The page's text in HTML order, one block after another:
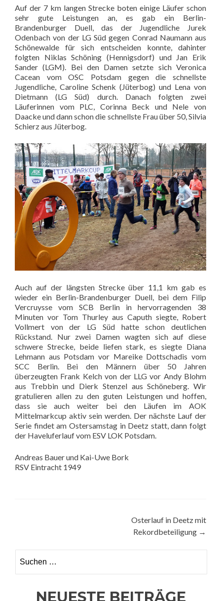
Auf der 7 km langen Strecke boten einige Läufer schon
sehr gute Leistungen an, es gab ein Berlin-
Brandenburger Duell, das der Jugendliche Jurek
Odenbach von der LG Süd gegen Conrad Naumann aus
Schönewalde für sich entscheiden konnte, dahinter
folgten Niklas Schöning (Hennigsdorf) und Jan Erik
Sander (LGM). Bei den Damen setzte sich Veronica
Cacean vom OSC Potsdam gegen die schnellste
Jugendliche, Caroline Schenk (Jüterbog) und Lena von
Dietmann (LG Süd) durch. Danach folgten zwei
Läuferinnen vom PLC, Corinna Beck und Nele von
Daacke und dann schon die schnellste Frau über 50, Silvia
Schierz aus Jüterbog.
Auch auf der längsten Strecke über 11,1 km gab es
wieder ein Berlin-Brandenburger Duell, bei dem Filip
Vercruysse vom SCB Berlin in hervorragenden 38
Minuten vor Tom Thurley aus Caputh siegte, Robert
Vollmert von der LG Süd hatte schon deutlichen
Rückstand. Nur zwei Damen wagten sich auf diese
schwere Strecke, beide liefen stark, es siegte Diana
Lehmann aus Potsdam vor Mareike Dottschadis vom
SCC Berlin. Bei den Männern über 50 Jahren
überzeugten Frank Kelch von der LLG vor Andy Blohm
aus Trebbin und Dierk Stenzel aus Schöneberg. Wir
gratulieren allen zu den guten Leistungen und hoffen,
dass sie auch weiter bei den Läufen im AOK
Mittelmarkcup aktiv sein werden. Der nächste Lauf der
Serie findet am Ostersamstag in Deetz statt, dann folgt
der Haveluferlauf vom ESV LOK Potsdam.
Andreas Bauer und Kai-Uwe Bork
RSV Eintracht 1949
BeitragsnavigationOsterlauf in Deetz mit
Rekordbeteiligung →
nach:
NEUESTE BEITRÄGE